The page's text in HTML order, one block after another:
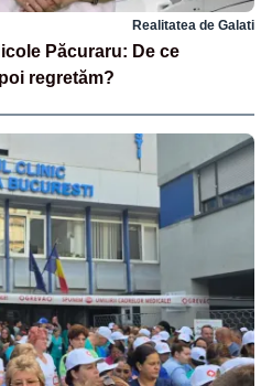
Realitatea de Galati
Păcuraru: De ce
regretăm?